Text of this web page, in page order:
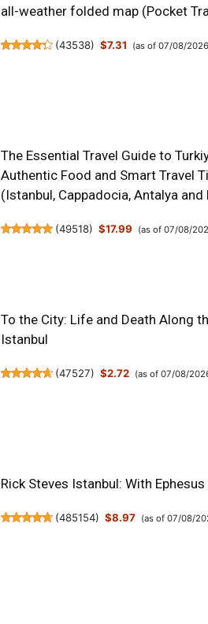
all-weather folded map (Pocket
(43538) $7.31 (as of 07/08/
The Essential Travel Guide to
Authentic Food and Smart Travel
(Istanbul, Cappadocia, Antalya and
(49518) $17.99 (as of 07/08/
To the City: Life and Death Along
Istanbul
(47527) $2.72 (as of 07/08/
Rick Steves Istanbul: With
(485154) $8.97 (as of 07/08/